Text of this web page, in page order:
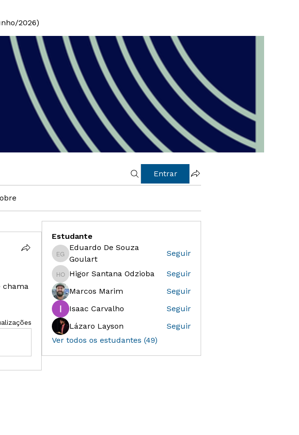
2026)
Entrar
chama
Estudante
Eduardo De Souza Goulart
Eduardo De Souza
Goulart
Seguir
Higor Santana Odzioba
Higor Santana Odzioba
Seguir
Marcos Marim
Seguir
Isaac Carvalho
Seguir
Lázaro Layson
Seguir
Ver todos os estudantes (49)